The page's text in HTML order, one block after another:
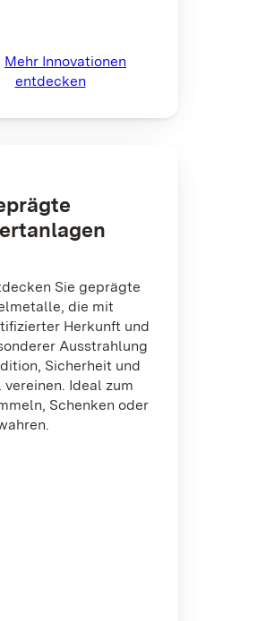
Mehr Innovationen
entdecken
Sie geprägte
die mit
Herkunft und
Ausstrahlung
Sicherheit und
vereinen. Ideal zum
Schenken oder